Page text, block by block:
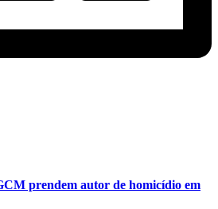
prendem autor de homicídio em